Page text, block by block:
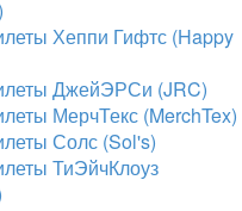
Хеппи Гифтс (Happy
ДжейЭРСи (JRC)
МерчТекс (MerchTex)
Солс (Sol's)
ТиЭйчКлоуз